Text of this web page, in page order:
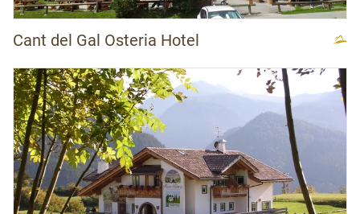
Cant del Gal Osteria Hotel